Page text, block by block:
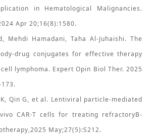
in Hematological Malignancies.
Apr 20;16(8):1580.
Mehdi Hamadani, Taha Al-Juhaishi. The
drug conjugates for effective therapy
lymphoma. Expert Opin Biol Ther. 2025
173.
K, Qin G, et al. Lentiviral particle-mediated
CAR-T cells for treating refractoryB-
May;27(5):S212.